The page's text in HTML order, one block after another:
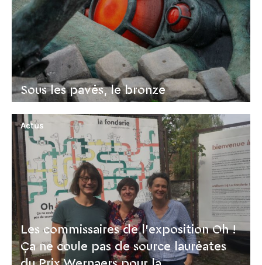
Sous les pavés, le bronze
Actus
Les commissaires de l’exposition Oh !
Ça ne coule pas de source lauréates